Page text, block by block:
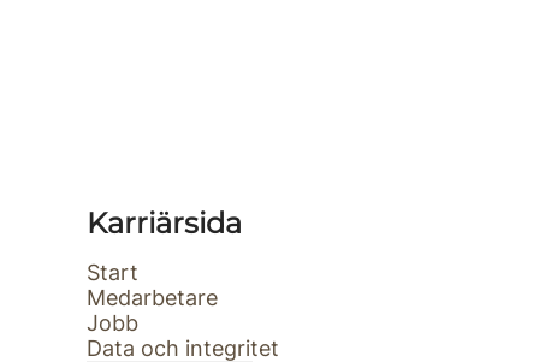
Karriärsida
Start
Medarbetare
Jobb
Data och integritet